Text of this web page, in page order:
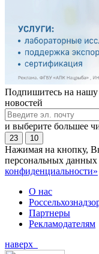
Подпишитесь на нашу
новостей
и выберите большее
23 10
Нажимая на кнопку,
персональных данных
конфиденциальности»
О нас
Партнеры
Рекламодателям
наверх